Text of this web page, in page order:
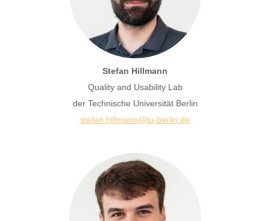
Stefan Hillmann
Quality and Usability Lab
der Technische Universität Berlin
stefan.hillmann@tu-berlin.de